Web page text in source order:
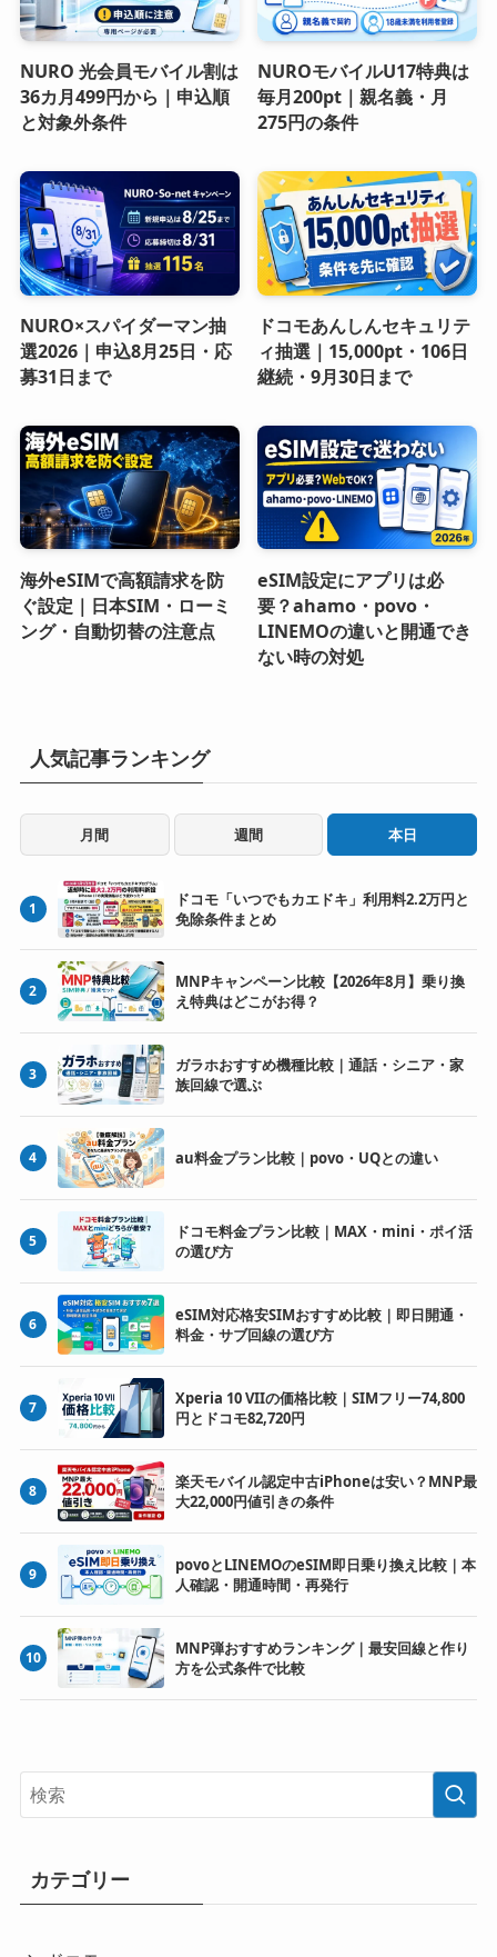
NURO 光会員モバイル割は
36カ月499円から｜申込順
と対象外条件
NUROモバイルU17特典は
毎月200pt｜親名義・月
275円の条件
NURO×スパイダーマン抽
選2026｜申込8月25日・応
募31日まで
ドコモあんしんセキュリテ
ィ抽選｜15,000pt・106日
継続・9月30日まで
海外eSIMで高額請求を防
ぐ設定｜日本SIM・ローミ
ング・自動切替の注意点
eSIM設定にアプリは必
要？ahamo・povo・
LINEMOの違いと開通でき
ない時の対処
人気記事ランキング
月間 週間 本日
1
ドコモ「いつでもカエドキ」利用料2.2万円と
免除条件まとめ
2
MNPキャンペーン比較【2026年8月】乗り換
え特典はどこがお得？
3
ガラホおすすめ機種比較｜通話・シニア・家
族回線で選ぶ
4 au料金プラン比較｜povo・UQとの違い
5
ドコモ料金プラン比較｜MAX・mini・ポイ活
の選び方
6
eSIM対応格安SIMおすすめ比較｜即日開通・
料金・サブ回線の選び方
7
Xperia 10 VIIの価格比較｜SIMフリー74,800
円とドコモ82,720円
8
楽天モバイル認定中古iPhoneは安い？MNP最
大22,000円値引きの条件
9
povoとLINEMOのeSIM即日乗り換え比較｜本
人確認・開通時間・再発行
10
MNP弾おすすめランキング｜最安回線と作り
方を公式条件で比較
カテゴリー